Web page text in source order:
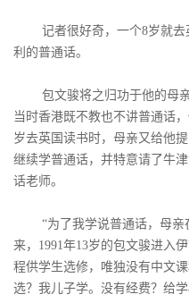
记者很好奇，一个8岁就
利的普通话。
包文骏将之归功于他的母
当时香港既不教也不讲普通话
岁去英国读书时，母亲又给他
继续学普通话，并特意请了牛
话老师。
“为了我学说普通话，母
来，1991年13岁的包文骏进入
程供学生选修，唯独没有中文
选？我儿子学。没有经费？给